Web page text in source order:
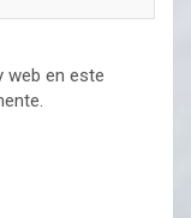
web en este